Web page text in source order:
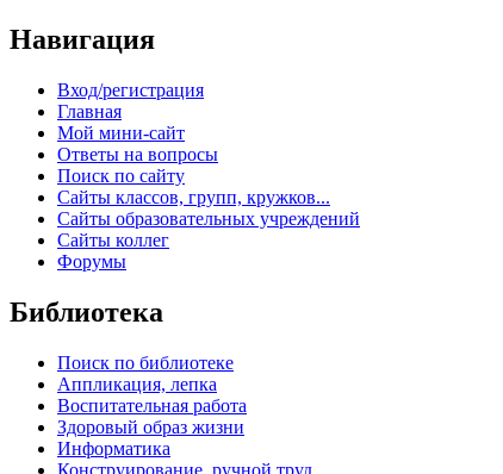
Навигация
Вход/регистрация
Главная
Мой мини-сайт
Ответы на вопросы
Поиск по сайту
Сайты классов, групп, кружков...
Сайты образовательных учреждений
Сайты коллег
Форумы
Библиотека
Поиск по библиотеке
Аппликация, лепка
Воспитательная работа
Здоровый образ жизни
Информатика
Конструирование, ручной труд